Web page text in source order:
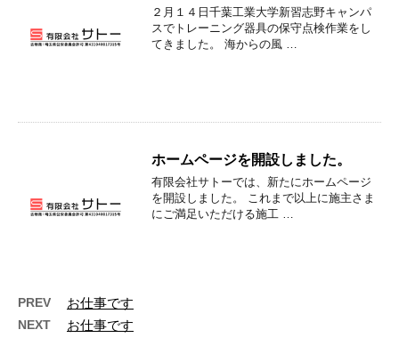
２月１４日千葉工業大学新習志野キャンパ
スでトレーニング器具の保守点検作業をし
てきました。 海からの風 …
ホームページを開設しました。
有限会社サトーでは、新たにホームページ
を開設しました。 これまで以上に施主さま
にご満足いただける施工 …
PREV お仕事です
NEXT お仕事です